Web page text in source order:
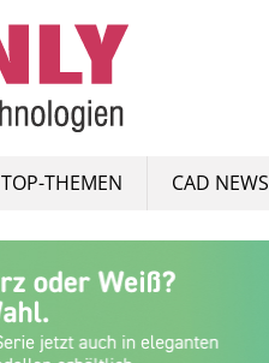
TOP-THEMEN CAD NEWS